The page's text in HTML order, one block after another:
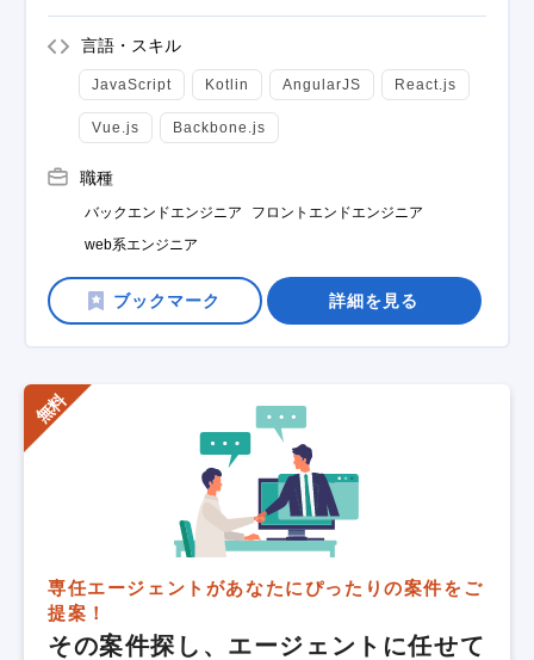
言語・スキル
JavaScript Kotlin AngularJS React.js
Vue.js Backbone.js
職種
バックエンドエンジニア
フロントエンドエンジニア
web系エンジニア
詳細を見る
専任エージェントがあなたにぴったりの案件をご
提案！
その案件探し、エージェントに任せて